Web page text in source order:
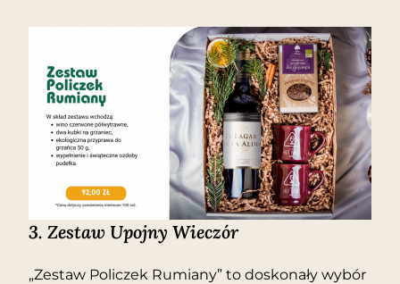
3.Zestaw Upojny Wieczór
„Zestaw Policzek Rumiany” to doskonały wybór